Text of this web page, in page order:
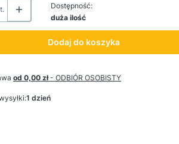
Dostępność:
duża ilość
Dodaj do koszyka
od 0,00 zł- ODBIÓR OSOBISTY
1 dzień